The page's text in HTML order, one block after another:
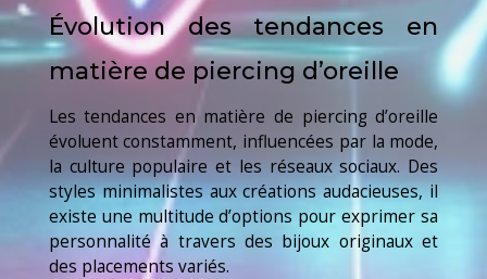
Évolution des tendances en
matière de piercing d’oreille
Les tendances en matière de piercing d’oreille
évoluent constamment, influencées par la mode,
la culture populaire et les réseaux sociaux. Des
styles minimalistes aux créations audacieuses, il
existe une multitude d’options pour exprimer sa
personnalité à travers des bijoux originaux et
des placements variés.